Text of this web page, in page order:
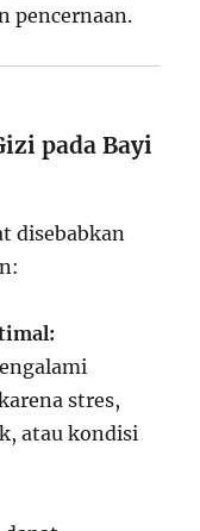
pencernaan.
pada Bayi
disebabkan
stres,
atau kondisi